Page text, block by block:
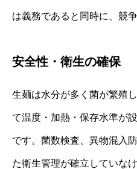
は義務であると同時に、競
安全性・衛生の確保
生麺は水分が多く菌が繁殖
て温度・加熱・保存水準が
です。菌数検査、異物混入
た衛生管理が確立していな